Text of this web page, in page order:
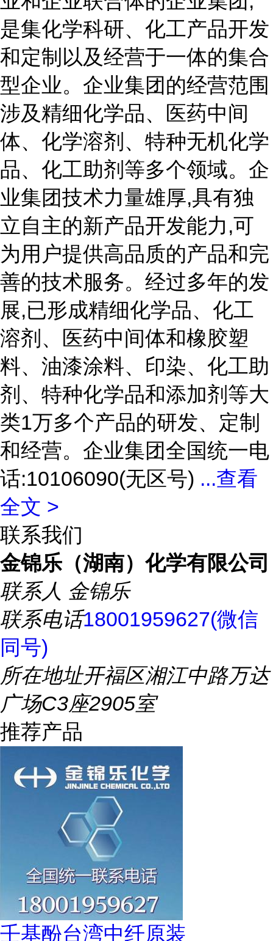
是集化学科研、化工产品开发
和定制以及经营于一体的集合
型企业。企业集团的经营范围
涉及精细化学品、医药中间
体、化学溶剂、特种无机化学
品、化工助剂等多个领域。企
业集团技术力量雄厚,具有独
立自主的新产品开发能力,可
为用户提供高品质的产品和完
善的技术服务。经过多年的发
展,已形成精细化学品、化工
溶剂、医药中间体和橡胶塑
料、油漆涂料、印染、化工助
剂、特种化学品和添加剂等大
类1万多个产品的研发、定制
和经营。企业集团全国统一电
话:10106090(无区号) ...查看
全文 >
联系我们
金锦乐（湖南）化学有限公司
联系人 金锦乐
联系电话18001959627(微信
同号)
所在地址开福区湘江中路万达
广场C3座2905室
推荐产品
壬基酚台湾中纤原装